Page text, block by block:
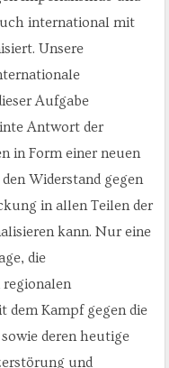
international mit
Unsere
Aufgabe
Antwort der
in Form einer neuen
Widerstand gegen
in allen Teilen der
kann. Nur eine
die
dem Kampf gegen die
deren heutige
und